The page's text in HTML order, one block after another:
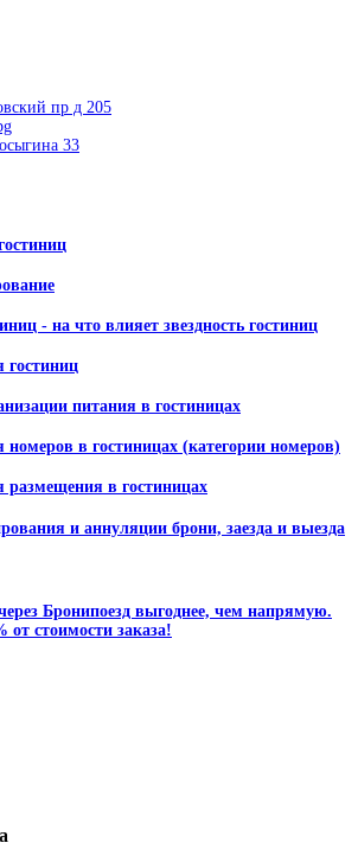
пр д 205
33
- на что влияет звездность гостиниц
гостиниц
питания в гостиницах
в гостиницах (категории номеров)
размещения в гостиницах
и аннуляции брони, заезда и выезда
Бронипоезд выгоднее, чем напрямую.
стоимости заказа!